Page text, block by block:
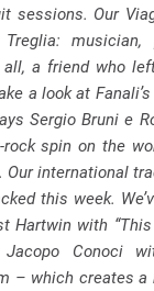
sessions. Our
musician,
all, a friend who
a look at
Sergio Bruni e
spin on the
Our international
this week.
Hartwin with
Conoci
– which creates a